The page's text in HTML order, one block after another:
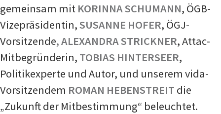
gemeinsam mit KORINNA SCHUMANN, ÖGB-
Vizepräsidentin,SUSANNE HOFER, ÖGJ-
Vorsitzende, ALEXANDRA STRICKNER, Attac-
Mitbegründerin, TOBIAS HINTERSEER,
Politikexperte und Autor, und unserem vida-
Vorsitzendem ROMAN HEBENSTREIT die
„Zukunft der Mitbestimmung“ beleuchtet.